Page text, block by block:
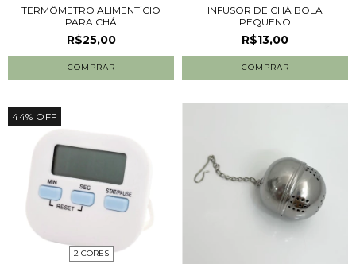
TERMÔMETRO ALIMENTÍCIO
PARA CHÁ
R$25,00
INFUSOR DE CHÁ BOLA
PEQUENO
R$13,00
44% OFF
2 CORES